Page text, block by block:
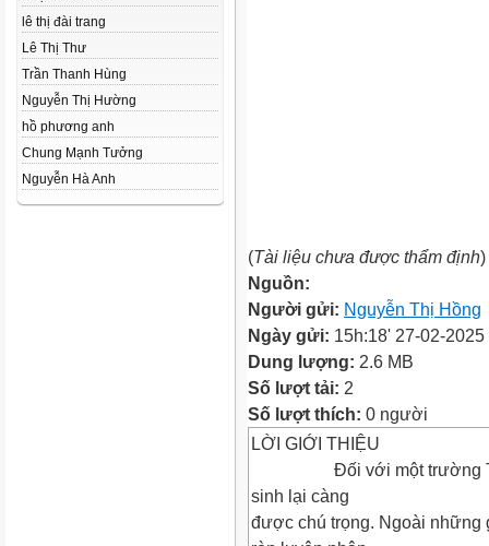
lê thị đài trang
Lê Thị Thư
Trần Thanh Hùng
Nguyễn Thị Hường
hồ phương anh
Chung Mạnh Tưởng
Nguyễn Hà Anh
(Tài liệu chưa được thẩm định)
Nguồn:
Người gửi: Nguyễn Thị Hồng
Ngày gửi: 15h:18' 27-02-2025
Dung lượng: 2.6 MB
Số lượt tải: 2
Số lượt thích: 0 người
LỜI GIỚI THIỆU
Đối với một trường Tiểu
sinh lại càng
được chú trọng. Ngoài những